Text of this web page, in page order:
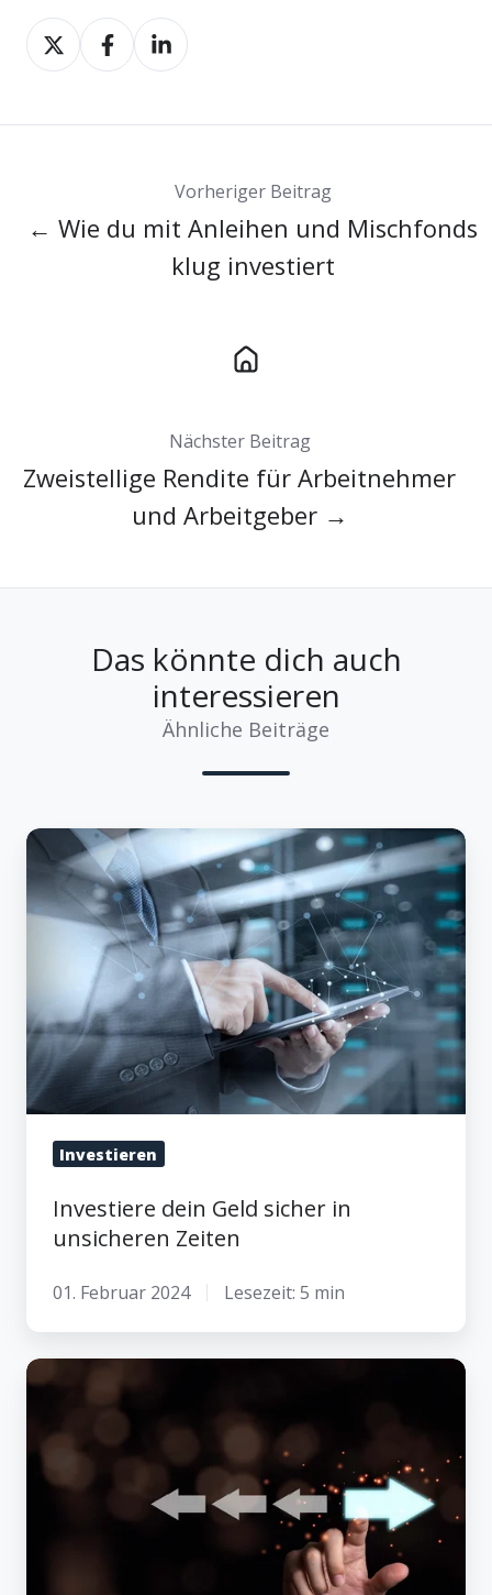
Teilen
auf
Teilen
auf
Teilen
auf
Vorheriger Beitrag
← Wie du mit Anleihen und Mischfonds
klug investiert
Nächster Beitrag
Zweistellige Rendite für Arbeitnehmer
und Arbeitgeber →
Das könnte dich auch
interessieren
Ähnliche Beiträge
Investiere
dein
Geld
unsicheren
Zeiten
Investieren
Investiere dein Geld sicher in
unsicheren Zeiten
01. Februar 2024 Lesezeit: 5 min
Strategie
Investieren